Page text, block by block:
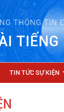
THÔNG TIN
TIẾNG
TIN TỨC SỰ KIỆN